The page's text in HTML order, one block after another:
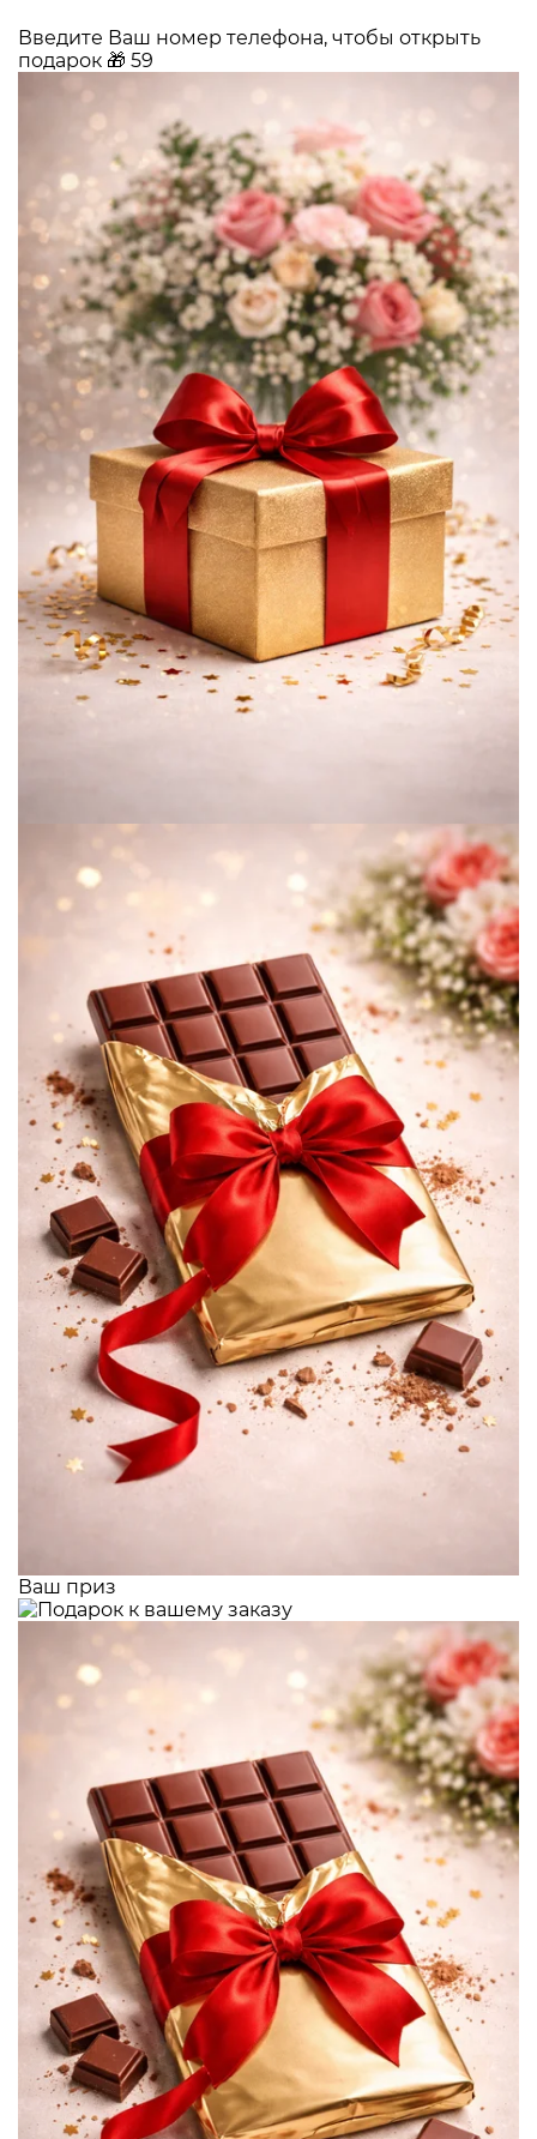
Введите Ваш номер телефона, чтобы открыть
подарок 🎁 59
Ваш приз